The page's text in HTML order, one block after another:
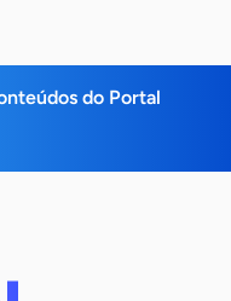
do Portal